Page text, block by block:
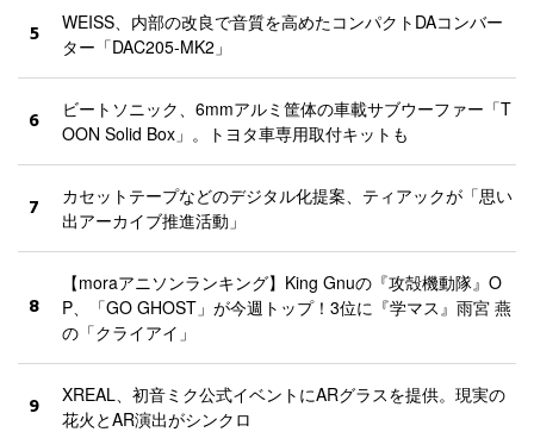
5
WEISS、内部の改良で音質を高めたコンパクトDAコンバー
ター「DAC205-MK2」
6
ビートソニック、6mmアルミ筐体の車載サブウーファー「T
OON Solid Box」。トヨタ車専用取付キットも
7
カセットテープなどのデジタル化提案、ティアックが「思い
出アーカイブ推進活動」
8
【moraアニソンランキング】King Gnuの『攻殻機動隊』O
P、「GO GHOST」が今週トップ！3位に『学マス』雨宮 燕
の「クライアイ」
9
XREAL、初音ミク公式イベントにARグラスを提供。現実の
花火とAR演出がシンクロ